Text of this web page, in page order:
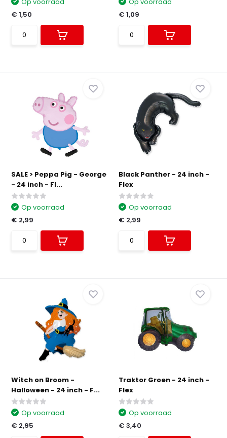
€ 1,50
€ 1,09
SALE > Peppa Pig - George
- 24 inch - Fl...
Op voorraad
€ 2,99
Black Panther - 24 inch -
Flex
Op voorraad
€ 2,99
Witch on Broom -
Halloween - 24 inch - F...
Op voorraad
€ 2,95
Traktor Groen - 24 inch -
Flex
Op voorraad
€ 3,40